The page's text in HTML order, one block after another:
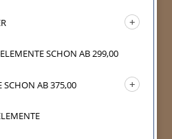
SCHON AB 299,00
SCHON AB 375,00